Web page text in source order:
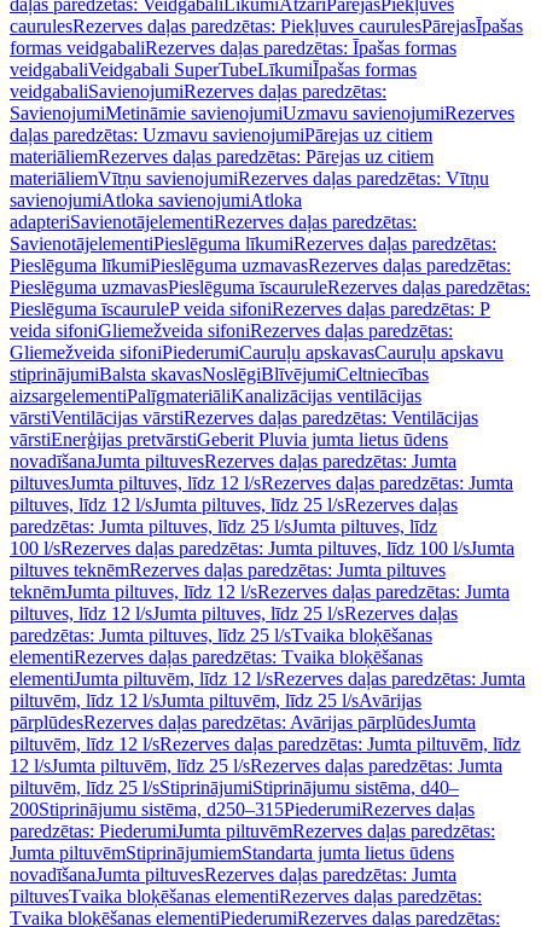
daļas paredzētas: Veidgabali LīkumiAtzari PārejasPiekļuves
caurulesRezerves daļas paredzētas: Piekļuves caurulesPārejasĪpašas
formas veidgabaliRezerves daļas paredzētas: Īpašas formas
veidgabaliVeidgabali SuperTubeLīkumiĪpašas formas
veidgabaliSavienojumiRezerves daļas paredzētas:
SavienojumiMetināmie savienojumiUzmavu savienojumiRezerves
daļas paredzētas: Uzmavu savienojumiPārejas uz citiem
materiāliemRezerves daļas paredzētas: Pārejas uz citiem
materiāliemVītņu savienojumiRezerves daļas paredzētas: Vītņu
savienojumiAtloka savienojumiAtloka
adapteriSavienotājelementiRezerves daļas paredzētas:
SavienotājelementiPieslēguma līkumiRezerves daļas paredzētas:
Pieslēguma līkumiPieslēguma uzmavasRezerves daļas paredzētas:
Pieslēguma uzmavasPieslēguma īscauruleRezerves daļas paredzētas:
Pieslēguma īscauruleP veida sifoniRezerves daļas paredzētas: P
veida sifoniGliemežveida sifoniRezerves daļas paredzētas:
Gliemežveida sifoniPiederumiCauruļu apskavasCauruļu apskavu
stiprinājumiBalsta skavasNoslēgiBlīvējumiCeltniecības
aizsargelementiPalīgmateriāliKanalizācijas ventilācijas
vārstiVentilācijas vārstiRezerves daļas paredzētas: Ventilācijas
vārstiEnerģijas pretvārstiGeberit Pluvia jumta lietus ūdens
novadīšanaJumta piltuvesRezerves daļas paredzētas: Jumta
piltuvesJumta piltuves, līdz 12 l/sRezerves daļas paredzētas: Jumta
piltuves, līdz 12 l/sJumta piltuves, līdz 25 l/sRezerves daļas
paredzētas: Jumta piltuves, līdz 25 l/sJumta piltuves, līdz
100 l/sRezerves daļas paredzētas: Jumta piltuves, līdz 100 l/sJumta
piltuves teknēmRezerves daļas paredzētas: Jumta piltuves
teknēmJumta piltuves, līdz 12 l/sRezerves daļas paredzētas: Jumta
piltuves, līdz 12 l/sJumta piltuves, līdz 25 l/sRezerves daļas
paredzētas: Jumta piltuves, līdz 25 l/sTvaika bloķēšanas
elementiRezerves daļas paredzētas: Tvaika bloķēšanas
elementiJumta piltuvēm, līdz 12 l/sRezerves daļas paredzētas: Jumta
piltuvēm, līdz 12 l/sJumta piltuvēm, līdz 25 l/sAvārijas
pārplūdesRezerves daļas paredzētas: Avārijas pārplūdesJumta
piltuvēm, līdz 12 l/sRezerves daļas paredzētas: Jumta piltuvēm, līdz
12 l/sJumta piltuvēm, līdz 25 l/sRezerves daļas paredzētas: Jumta
piltuvēm, līdz 25 l/sStiprinājumiStiprinājumu sistēma, d40–
200Stiprinājumu sistēma, d250–315PiederumiRezerves daļas
paredzētas: PiederumiJumta piltuvēmRezerves daļas paredzētas:
Jumta piltuvēmStiprinājumiemStandarta jumta lietus ūdens
novadīšanaJumta piltuvesRezerves daļas paredzētas: Jumta
piltuvesTvaika bloķēšanas elementiRezerves daļas paredzētas:
Tvaika bloķēšanas elementiPiederumiRezerves daļas paredzētas: